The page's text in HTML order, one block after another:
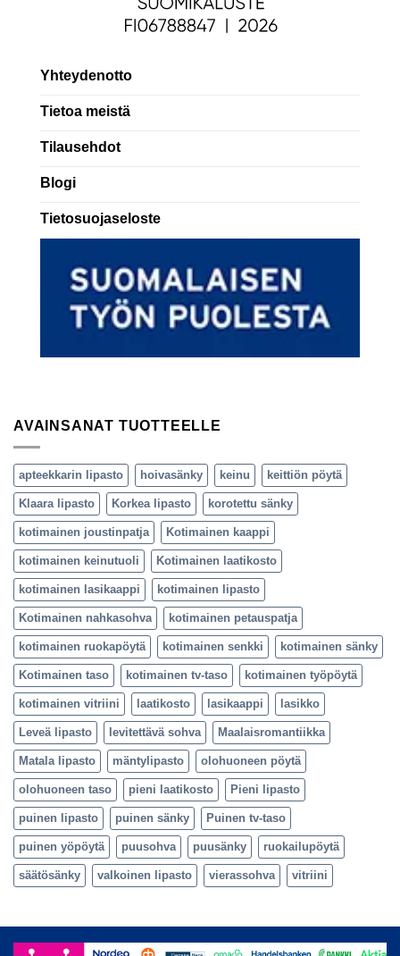
Yhteydenotto
Tietoa meistä
Tilausehdot
Blogi
Tietosuojaseloste
AVAINSANAT TUOTTEELLE
apteekkarin lipasto hoivasänky keinu keittiön pöytä
Klaara lipasto Korkea lipasto korotettu sänky
kotimainen joustinpatja Kotimainen kaappi
kotimainen keinutuoli Kotimainen laatikosto
kotimainen lasikaappi kotimainen lipasto
Kotimainen nahkasohva kotimainen petauspatja
kotimainen ruokapöytä kotimainen senkki kotimainen sänky
Kotimainen taso kotimainen tv-taso kotimainen työpöytä
kotimainen vitriini laatikosto lasikaappi lasikko
Leveä lipasto levitettävä sohva Maalaisromantiikka
Matala lipasto mäntylipasto olohuoneen pöytä
olohuoneen taso pieni laatikosto Pieni lipasto
puinen lipasto puinen sänky Puinen tv-taso
puinen yöpöytä puusohva puusänky ruokailupöytä
säätösänky valkoinen lipasto vierassohva vitriini